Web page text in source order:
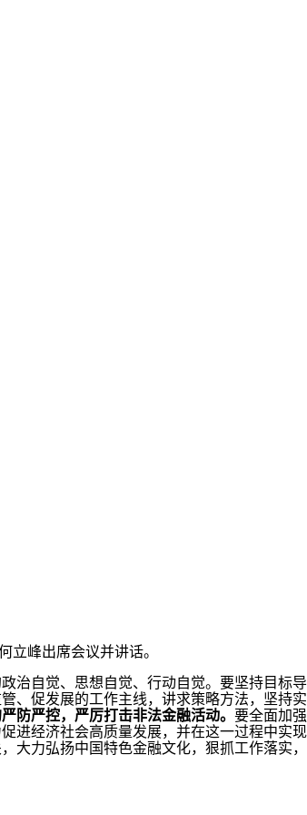
立峰出席会议并讲话。
治自觉、思想自觉、行动自觉。要坚持目标导
、促发展的工作主线，讲求策略方法，坚持实
防严控，严厉打击非法金融活动。 要全面加强
进经济社会高质量发展，并在这一过程中实现
大力弘扬中国特色金融文化，狠抓工作落实，